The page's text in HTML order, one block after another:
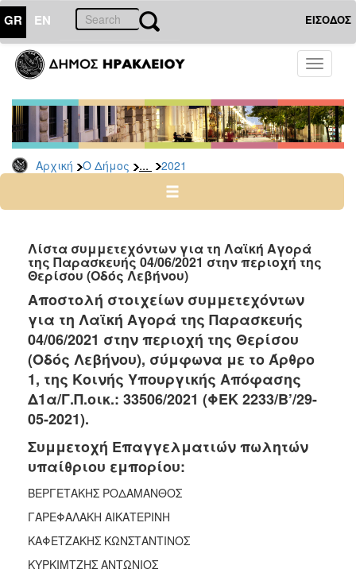
GR EN ΕΙΣΟΔΟΣ
Toggle
Αρχική Ο Δήμος ... 2021
ΔΗΜΟΣ
Δελτία
Τύπου
Αρχείο
2026
2024
2022
2021
2020
2019
2018
2017
2016
2015
2013
2012
2011
2010
2006
Λίστα συμμετεχόντων για τη Λαϊκή Αγορά
της Παρασκευής 04/06/2021 στην περιοχή της
Θερίσου (Οδός Λεβήνου)
Αποστολή στοιχείων συμμετεχόντων
για τη Λαϊκή Αγορά της Παρασκευής
04/06/2021 στην περιοχή της Θερίσου
(Οδός Λεβήνου), σύμφωνα με το Άρθρο
1, της Κοινής Υπουργικής Απόφασης
Δ1α/Γ.Π.οικ.: 33506/2021 (ΦΕΚ 2233/Β’/29-
05-2021).
Συμμετοχή Επαγγελματιών πωλητών
υπαίθριου εμπορίου:
ΒΕΡΓΕΤΑΚΗΣ ΡΟΔΑΜΑΝΘΟΣ
ΓΑΡΕΦΑΛΑΚΗ ΑΙΚΑΤΕΡΙΝΗ
ΚΑΦΕΤΖΑΚΗΣ ΚΩΝΣΤΑΝΤΙΝΟΣ
ΚΥΡΚΙΜΤΖΗΣ ΑΝΤΩΝΙΟΣ